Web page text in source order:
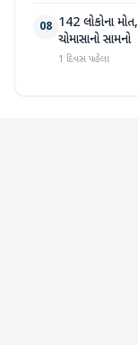
08 142 લોકોના
ચોમાસાનો સામનો
1 દિવસ પહેલા